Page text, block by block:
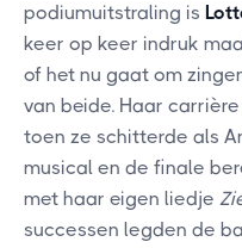
podiumuitstraling is
keer op keer indruk
of het nu gaat om
van beide. Haar
toen ze schitterde als
musical en de finale
met haar eigen liedje
successen legden de